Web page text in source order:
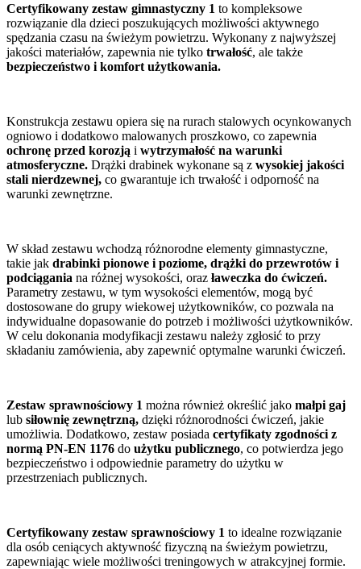
Certyfikowany zestaw gimnastyczny 1 to kompleksowe
rozwiązanie dla dzieci poszukujących możliwości aktywnego
spędzania czasu na świeżym powietrzu. Wykonany z najwyższej
jakości materiałów, zapewnia nie tylko trwałość, ale także
bezpieczeństwo i komfort użytkowania.
Konstrukcja zestawu opiera się na rurach stalowych ocynkowanych
ogniowo i dodatkowo malowanych proszkowo, co zapewnia
ochronę przed korozją i wytrzymałość na warunki
atmosferyczne. Drążki drabinek wykonane są z wysokiej jakości
stali nierdzewnej, co gwarantuje ich trwałość i odporność na
warunki zewnętrzne.
W skład zestawu wchodzą różnorodne elementy gimnastyczne,
takie jak drabinki pionowe i poziome, drążki do przewrotów i
podciągania na różnej wysokości, oraz ławeczka do ćwiczeń.
Parametry zestawu, w tym wysokości elementów, mogą być
dostosowane do grupy wiekowej użytkowników, co pozwala na
indywidualne dopasowanie do potrzeb i możliwości użytkowników.
W celu dokonania modyfikacji zestawu należy zgłosić to przy
składaniu zamówienia, aby zapewnić optymalne warunki ćwiczeń.
Zestaw sprawnościowy 1 można również określić jako małpi gaj
lub siłownię zewnętrzną, dzięki różnorodności ćwiczeń, jakie
umożliwia. Dodatkowo, zestaw posiada certyfikaty zgodności z
normą PN-EN 1176 do użytku publicznego, co potwierdza jego
bezpieczeństwo i odpowiednie parametry do użytku w
przestrzeniach publicznych.
Certyfikowany zestaw sprawnościowy 1 to idealne rozwiązanie
dla osób ceniących aktywność fizyczną na świeżym powietrzu,
zapewniając wiele możliwości treningowych w atrakcyjnej formie.